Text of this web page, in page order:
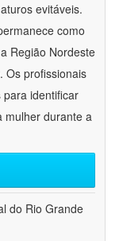
evitáveis.
como
Região Nordeste
Os profissionais
para identificar
mulher durante a
do Rio Grande